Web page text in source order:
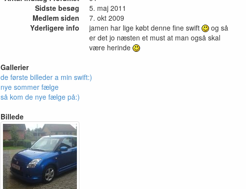
Sidste besøg
5. maj 2011
Medlem siden
7. okt 2009
Yderligere info
jamen har lige købt denne fine swift
og så
er det jo næsten et must at man også skal
være herinde
Gallerier
de første billeder a min swift:)
nye sommer fælge
så kom de nye fælge på:)
Billede